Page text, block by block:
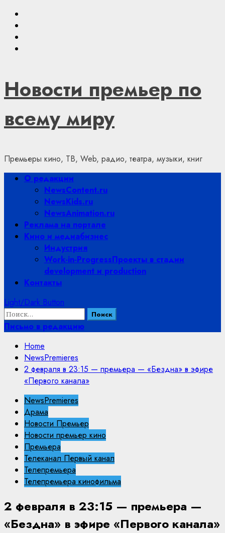
Skip
content
Новости премьер по
всему миру
Премьеры кино, ТВ, Web, радио, театра, музыки, книг
PrimaryО редакции
NewsContent.ru
NewsKids.ru
NewsAnimation.ru
Реклама на портале
Кино и медиабизнес
Индустрия
Work-in-ProgressПроекты в стадии
development и production
Контакты
Light/Dark Button
Найти:
Письмо в редакцию
Home
NewsPremieres
2 февраля в 23:15 — премьера — «Бездна» в эфире
«Первого канала»
NewsPremieres
Драма
Новости Премьер
Новости премьер кино
Премьера
Телеканал Первый канал
Телепремьера
Телепремьера кинофильма
2 февраля в 23:15 — премьера —
«Бездна» в эфире «Первого канала»